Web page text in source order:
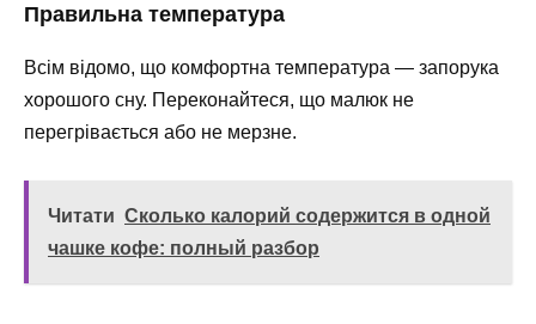
Правильна температура
Всім відомо, що комфортна температура — запорука
хорошого сну. Переконайтеся, що малюк не
перегрівається або не мерзне.
Читати Сколько калорий содержится в одной
чашке кофе: полный разбор